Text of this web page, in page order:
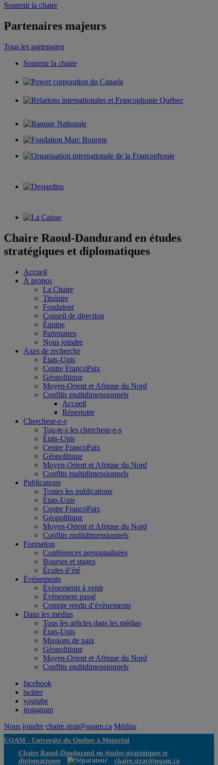
Soutenir la chaire
Partenaires majeurs
Tous les partenaires
Soutenir la chaire
Chaire Raoul-Dandurand en études
stratégiques et diplomatiques
Accueil
À propos
La Chaire
Titulaire
Fondateur
Conseil de direction
Équipe
Partenaires
Nous joindre
Axes de recherche
États-Unis
Centre FrancoPaix
Géopolitique
Moyen-Orient et Afrique du Nord
Conflits multidimensionnels
Accueil
Répertoire
Chercheur-e-s
Tou-te-s les chercheur-e-s
États-Unis
Centre FrancoPaix
Géopolitique
Moyen-Orient et Afrique du Nord
Conflits multidimensionnels
Publications
Toutes les publications
États-Unis
Centre FrancoPaix
Géopolitique
Moyen-Orient et Afrique du Nord
Conflits multidimensionnels
Formation
Conférences personnalisées
Bourses et stages
Écoles d’été
Évènements
Évènements à venir
Évènement passé
Compte rendu d’évènements
Dans les médias
Tous les articles dans les médias
États-Unis
Missions de paix
Géopolitique
Moyen-Orient et Afrique du Nord
Conflits multidimensionnels
facebook
twitter
youtube
instagram
Nous joindre chaire.strat@uqam.ca Médias
UQAM - Université du Québec à Montréal
Chaire Raoul-Dandurand en études stratégiques et
diplomatiques
chaire.strat@uqam.ca